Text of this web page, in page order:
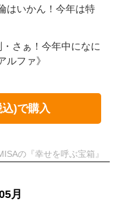
はいかん！今年は特
さぁ！今年中になに
ルファ》
)で購入
の『幸せを呼ぶ宝箱』
月